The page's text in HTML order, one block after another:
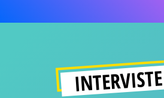
INTERVISTE